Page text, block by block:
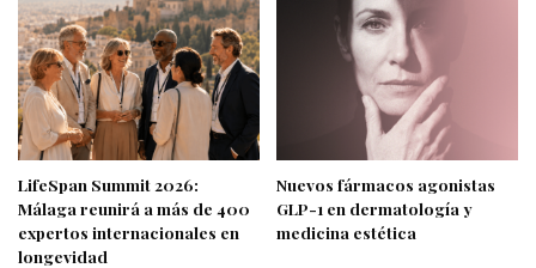
LifeSpan Summit 2026:
Málaga reunirá a más de 400
expertos internacionales en
longevidad
Nuevos fármacos agonistas
GLP-1 en dermatología y
medicina estética